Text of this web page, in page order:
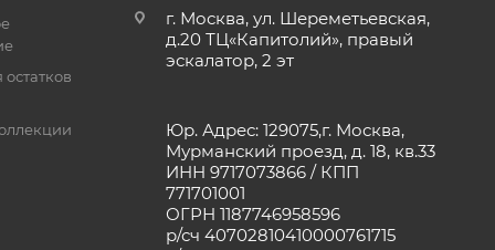
г. Москва, ул. Шереметьевская,
д.20 ТЦ«Капитолий», правый
эскалатор, 2 эт
Юр. Адрес: 129075,г. Москва,
Мурманский проезд, д. 18, кв.33
ИНН 9717073866 / КПП
771701001
ОГРН 1187746958596
р/сч 40702810410000761715